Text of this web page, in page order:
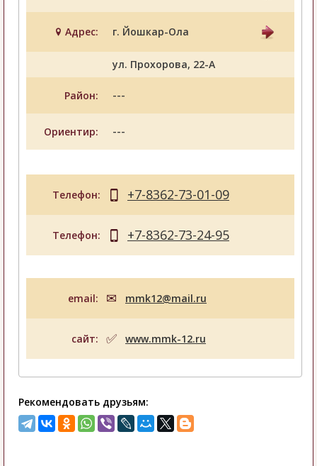
Адрес: г. Йошкар-Ола
ул. Прохорова, 22-А
Район: ---
Ориентир: ---
Телефон: +7-8362-73-01-09
Телефон: +7-8362-73-24-95
email: mmk12@mail.ru
сайт: www.mmk-12.ru
Рекомендовать друзьям: